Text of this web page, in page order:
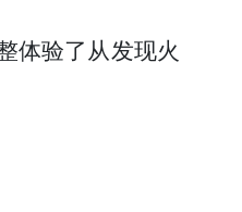
体验了从发现火